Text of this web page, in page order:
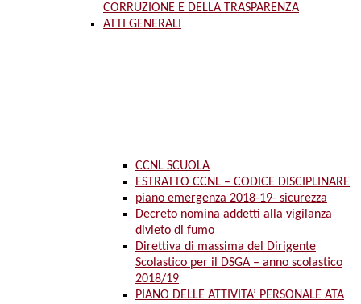
CORRUZIONE E DELLA TRASPARENZA
ATTI GENERALI
CCNL SCUOLA
ESTRATTO CCNL – CODICE DISCIPLINARE
piano emergenza 2018-19- sicurezza
Decreto nomina addetti alla vigilanza
divieto di fumo
Direttiva di massima del Dirigente
Scolastico per il DSGA – anno scolastico
2018/19
PIANO DELLE ATTIVITA’ PERSONALE ATA